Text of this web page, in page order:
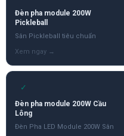
Đèn pha module 200W
Pickleball
Sân Pickleball tiêu chuẩn
✓
Đèn pha module 200W Cầu
Lông
Đèn Pha LED Module 200W Sân